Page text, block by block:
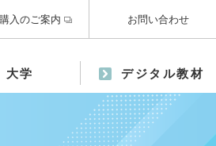
入のご案内 お問い合わせ
大学 デジタル教材